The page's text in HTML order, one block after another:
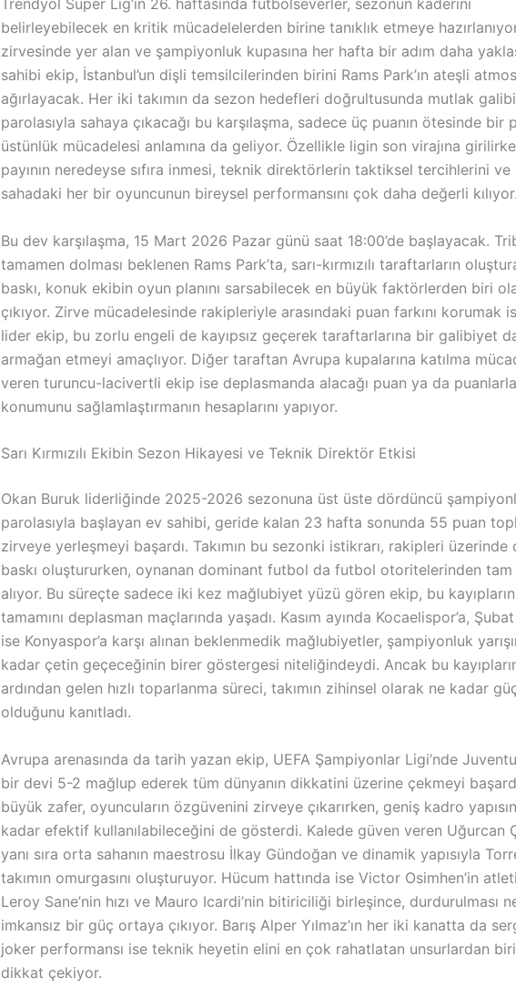
Trendyol Süper Lig’in 26. haftasında futbolseverler, sezonun kaderini
belirleyebilecek en kritik mücadelelerden birine tanıklık etmeye
zirvesinde yer alan ve şampiyonluk kupasına her hafta bir adım daha
sahibi ekip, İstanbul’un dişli temsilcilerinden birini Rams Park’ın ateşli
ağırlayacak. Her iki takımın da sezon hedefleri doğrultusunda mutlak
parolasıyla sahaya çıkacağı bu karşılaşma, sadece üç puanın ötesinde bir
üstünlük mücadelesi anlamına da geliyor. Özellikle ligin son virajına
payının neredeyse sıfıra inmesi, teknik direktörlerin taktiksel tercihlerini ve
sahadaki her bir oyuncunun bireysel performansını çok daha değerli kılıyor.
Bu dev karşılaşma, 15 Mart 2026 Pazar günü saat 18:00’de başlayacak.
tamamen dolması beklenen Rams Park’ta, sarı-kırmızılı taraftarların
baskı, konuk ekibin oyun planını sarsabilecek en büyük faktörlerden biri
çıkıyor. Zirve mücadelesinde rakipleriyle arasındaki puan farkını korumak
lider ekip, bu zorlu engeli de kayıpsız geçerek taraftarlarına bir galibiyet
armağan etmeyi amaçlıyor. Diğer taraftan Avrupa kupalarına katılma
veren turuncu-lacivertli ekip ise deplasmanda alacağı puan ya da
konumunu sağlamlaştırmanın hesaplarını yapıyor.
Sarı Kırmızılı Ekibin Sezon Hikayesi ve Teknik Direktör Etkisi
Okan Buruk liderliğinde 2025-2026 sezonuna üst üste dördüncü
parolasıyla başlayan ev sahibi, geride kalan 23 hafta sonunda 55 puan
zirveye yerleşmeyi başardı. Takımın bu sezonki istikrarı, rakipleri
baskı oluştururken, oynanan dominant futbol da futbol otoritelerinden
alıyor. Bu süreçte sadece iki kez mağlubiyet yüzü gören ekip, bu kayıpların
tamamını deplasman maçlarında yaşadı. Kasım ayında Kocaelispor’a,
ise Konyaspor’a karşı alınan beklenmedik mağlubiyetler, şampiyonluk
kadar çetin geçeceğinin birer göstergesi niteliğindeydi. Ancak bu
ardından gelen hızlı toparlanma süreci, takımın zihinsel olarak ne kadar
olduğunu kanıtladı.
Avrupa arenasında da tarih yazan ekip, UEFA Şampiyonlar Ligi’nde
bir devi 5-2 mağlup ederek tüm dünyanın dikkatini üzerine çekmeyi
büyük zafer, oyuncuların özgüvenini zirveye çıkarırken, geniş kadro
kadar efektif kullanılabileceğini de gösterdi. Kalede güven veren Uğurcan
yanı sıra orta sahanın maestrosu İlkay Gündoğan ve dinamik yapısıyla
takımın omurgasını oluşturuyor. Hücum hattında ise Victor Osimhen’in
Leroy Sane’nin hızı ve Mauro Icardi’nin bitiriciliği birleşince, durdurulması
imkansız bir güç ortaya çıkıyor. Barış Alper Yılmaz’ın her iki kanatta da
joker performansı ise teknik heyetin elini en çok rahatlatan unsurlardan
dikkat çekiyor.